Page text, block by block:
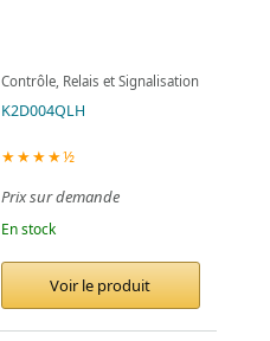
Contrôle, Relais et Signalisation
K2D004QLH
★★★★½
Prix sur demande
En stock
Voir le produit